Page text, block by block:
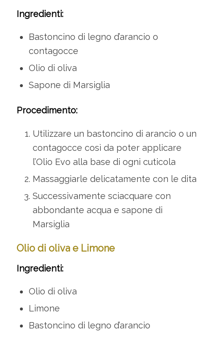
Ingredienti:
Bastoncino di legno d’arancio o
contagocce
Olio di oliva
Sapone di Marsiglia
Procedimento:
Utilizzare un bastoncino di arancio o un
contagocce così da poter applicare
l’Olio Evo alla base di ogni cuticola
Massaggiarle delicatamente con le dita
Successivamente sciacquare con
abbondante acqua e sapone di
Marsiglia
Olio di oliva e Limone
Ingredienti:
Olio di oliva
Limone
Bastoncino di legno d’arancio